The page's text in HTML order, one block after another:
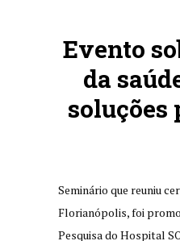
Evento
da
soluções
Seminário que reuniu
Florianópolis, foi
Pesquisa do Hospital